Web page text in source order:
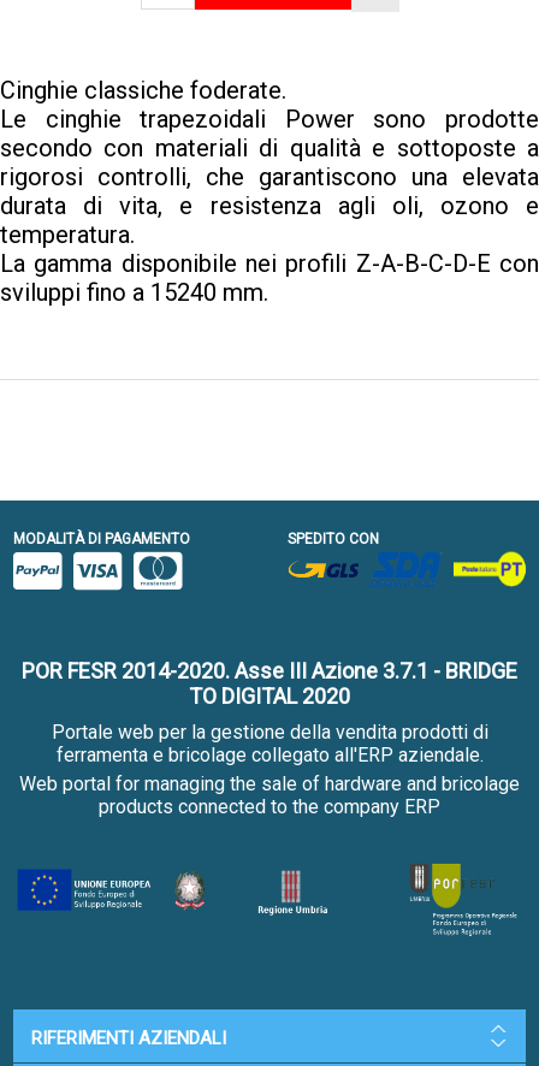
Cinghie classiche foderate.
Le cinghie trapezoidali Power sono prodotte
secondo con materiali di qualità e sottoposte a
rigorosi controlli, che garantiscono una elevata
durata di vita, e resistenza agli oli, ozono e
temperatura.
La gamma disponibile nei profili Z-A-B-C-D-E con
sviluppi fino a 15240 mm.
MODALITÀ DI PAGAMENTO SPEDITO CON
POR FESR 2014-2020. Asse III Azione 3.7.1 - BRIDGE
TO DIGITAL 2020
Portale web per la gestione della vendita prodotti di
ferramenta e bricolage collegato all'ERP aziendale.
Web portal for managing the sale of hardware and bricolage
products connected to the company ERP
RIFERIMENTI AZIENDALI